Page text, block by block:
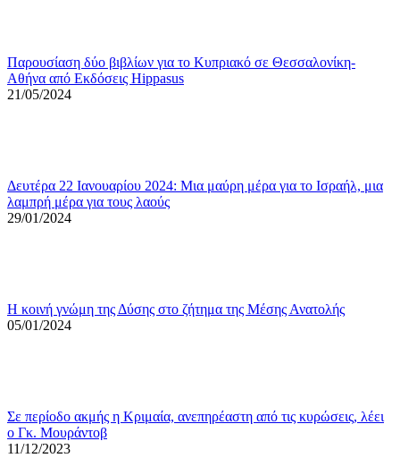
Παρουσίαση δύο βιβλίων για το Κυπριακό σε Θεσσαλονίκη-
Αθήνα από Εκδόσεις Hippasus
21/05/2024
Δευτέρα 22 Ιανουαρίου 2024: Μια μαύρη μέρα για το Ισραήλ, μια
λαμπρή μέρα για τους λαούς
29/01/2024
Η κοινή γνώμη της Δύσης στο ζήτημα της Μέσης Ανατολής
05/01/2024
Σε περίοδο ακμής η Κριμαία, ανεπηρέαστη από τις κυρώσεις, λέει
ο Γκ. Μουράντοβ
11/12/2023